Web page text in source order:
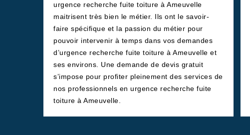
urgence recherche fuite toiture à Ameuvelle
maitrisent très bien le métier. Ils ont le savoir-
faire spécifique et la passion du métier pour
pouvoir intervenir à temps dans vos demandes
d’urgence recherche fuite toiture à Ameuvelle et
ses environs. Une demande de devis gratuit
s’impose pour profiter pleinement des services de
nos professionnels en urgence recherche fuite
toiture à Ameuvelle.